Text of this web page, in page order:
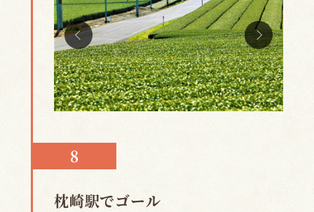
枕崎駅でゴール